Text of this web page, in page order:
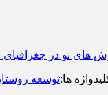
های نو در جغرافیای
ها:توسعه